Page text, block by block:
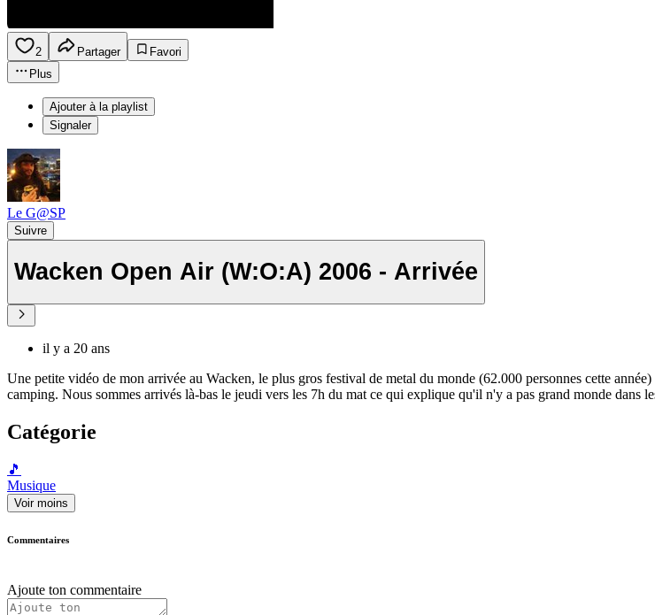
2 Partager
Favori
Plus
Ajouter à la playlist
Signaler
Le G@SP
Suivre
Wacken Open Air (W:O:A) 2006 - Arrivée
il y a 20 ans
Une petite vidéo de mon arrivée au Wacken, le plus gros festival de metal du monde (62.000 personnes cette
camping. Nous sommes arrivés là-bas le jeudi vers les 7h du mat ce qui explique qu'il n'y a pas grand monde dans
Catégorie
🎵
Musique
Voir moins
Commentaires
Ajoute ton commentaire